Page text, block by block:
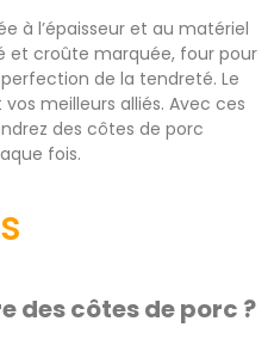
à l’épaisseur et au matériel
et croûte marquée, four pour
de la tendreté. Le
meilleurs alliés. Avec ces
des côtes de porc
fois.
des côtes de porc ?